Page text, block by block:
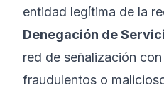
entidad legítima de la
Denegación de
red de señalización
fraudulentos o